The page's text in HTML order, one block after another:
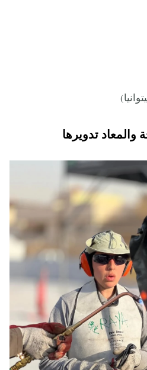
والمعاد تدويرها